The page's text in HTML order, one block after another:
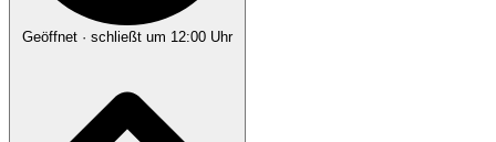
Geöffnet · schließt um 12:00 Uhr